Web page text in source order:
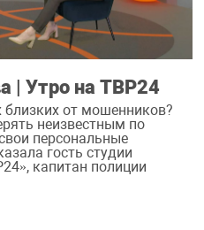
| Утро на ТВР24
близких от мошенников?
неизвестным по
персональные
гость студии
капитан полиции